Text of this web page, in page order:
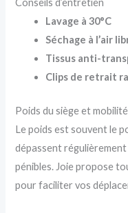
Conseils d’entretien
Lavage à 30°C
Séchage à l’air
Tissus anti-
Clips de retrait
Poids du siège et
Le poids est souvent le
dépassent
pénibles. Joie propose
pour faciliter vos